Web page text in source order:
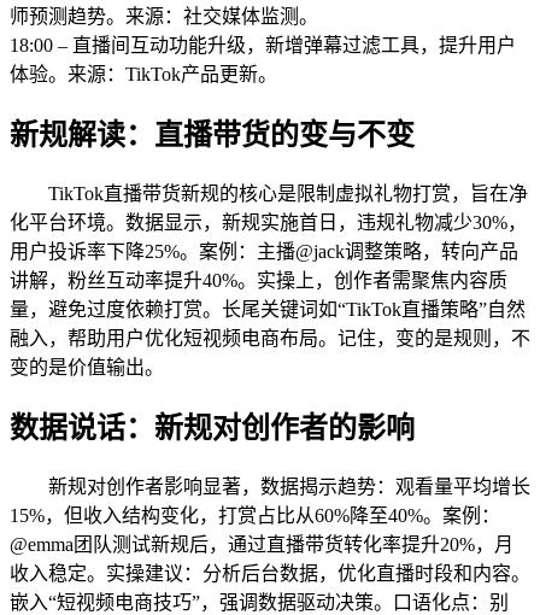
师预测趋势。来源：社交媒体监测。
18:00 – 直播间互动功能升级，新增弹幕过滤工具，提升用户
体验。来源：TikTok产品更新。
新规解读：直播带货的变与不变
TikTok直播带货新规的核心是限制虚拟礼物打赏，旨在净
化平台环境。数据显示，新规实施首日，违规礼物减少30%，
用户投诉率下降25%。案例：主播@jack调整策略，转向产品
讲解，粉丝互动率提升40%。实操上，创作者需聚焦内容质
量，避免过度依赖打赏。长尾关键词如“TikTok直播策略”自然
融入，帮助用户优化短视频电商布局。记住，变的是规则，不
变的是价值输出。
数据说话：新规对创作者的影响
新规对创作者影响显著，数据揭示趋势：观看量平均增长
15%，但收入结构变化，打赏占比从60%降至40%。案例：
@emma团队测试新规后，通过直播带货转化率提升20%，月
收入稳定。实操建议：分析后台数据，优化直播时段和内容。
嵌入“短视频电商技巧”，强调数据驱动决策。口语化点：别